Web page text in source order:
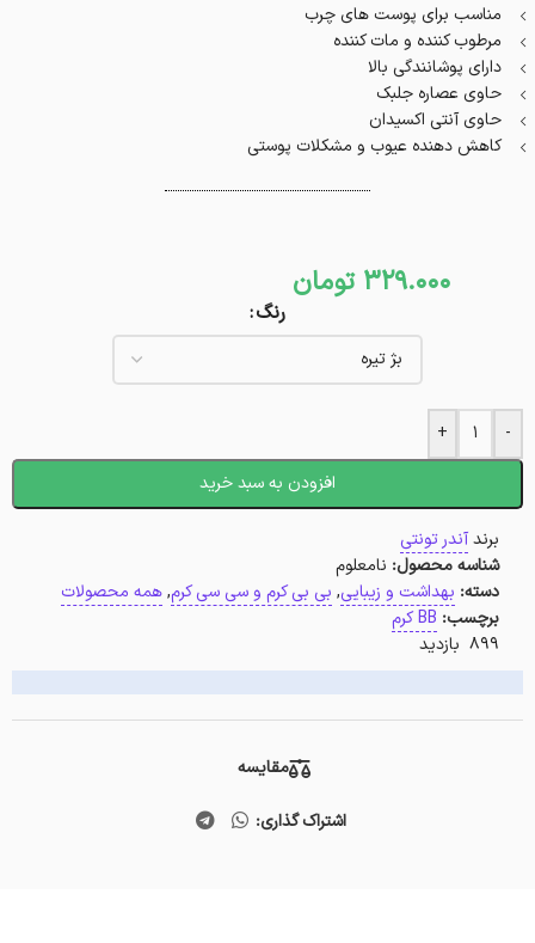
مناسب برای پوست های چرب
مرطوب کننده و مات کننده
دارای پوشانندگی بالا
حاوی عصاره جلبک
حاوی آنتی اکسیدان
کاهش دهنده عیوب و مشکلات پوستی
329.000 تومان
رنگ
-
+
افزودن به سبد خرید
برندآندر تونتی
شناسه محصول: نامعلوم
دسته: بهداشت و زیبایی, بی بی کرم و سی سی کرم,همه محصولات
برچسب: BB کرم
899 بازدید
مقایسه
اشتراک گذاری: